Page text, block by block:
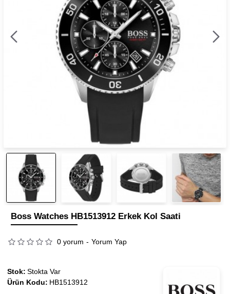
Boss Watches HB1513912 Erkek Kol Saati
0 yorum - Yorum Yap
Stok: Stokta Var
Ürün Kodu: HB1513912